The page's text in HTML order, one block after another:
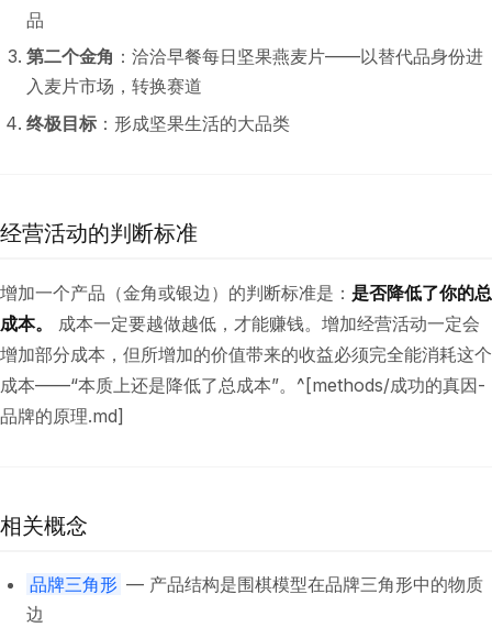
品
第二个金角 ：洽洽早餐每日坚果燕麦片——以替代品身份进
入麦片市场，转换赛道
终极目标 ：形成坚果生活的大品类
经营活动的判断标准
增加一个产品（金角或银边）的判断标准是： 是否降低了你的总
成本。
成本一定要越做越低，才能赚钱。增加经营活动一定会
增加部分成本，但所增加的价值带来的收益必须完全能消耗这个
成本——“本质上还是降低了总成本”。^[methods/成功的真因-
品牌的原理.md]
相关概念
品牌三角形 — 产品结构是围棋模型在品牌三角形中的物质
边